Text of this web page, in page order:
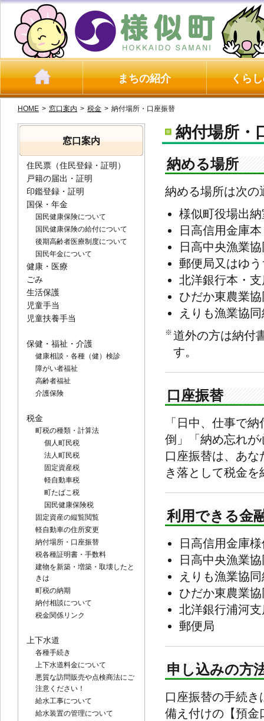
まちの紹介 くら
HOME > 窓口案内 > 税金 > 納付場所・口座振替
納付場所・
納める場所
納める場所は次の
様似町役場出納
日高信用金庫
日高中央漁業
郵便局又はゆ
北洋銀行本・支
ひだか東農業
えりも漁業協
※ 道外の方は納付
す。
口座振替
「日中、仕事で
倒」「納め忘れが
口座振替は、あ
き落として税金
利用できる金
日高信用金庫
日高中央漁業
えりも漁業協
ひだか東農業
北洋銀行浦河支
郵便局
申し込みの方
口座振替の手続
備え付けの【預金
窓口案内
住民票（住民登録・証明）
戸籍の届出・証明
印鑑登録・証明
国保・年金
国民健康保険について
国民健康保険の給付について
後期高齢者医療制度について
国民年金について
健康・医療
ごみ
生活保護
児童手当
児童扶養手当
保健・福祉・介護
健康相談・各種（健）検診
障がい者福祉
高齢者福祉
介護保険
税金
町税の種類・計算法
個人町民税
法人町民税
固定資産税
軽自動車税
町たばこ税
国民健康保険税
固定資産の縦覧閲覧
軽自動車の住所変更
納付場所・口座振替
税各種証明書・手数料
建物を新築・増築・取壊したと
きは
町税の納期
納付相談について
税金関係リンク
上下水道
各種手続き
上下水道料金について
悪質な訪問販売や点検商法にご
注意ください！
給水工事について
給水装置の管理について